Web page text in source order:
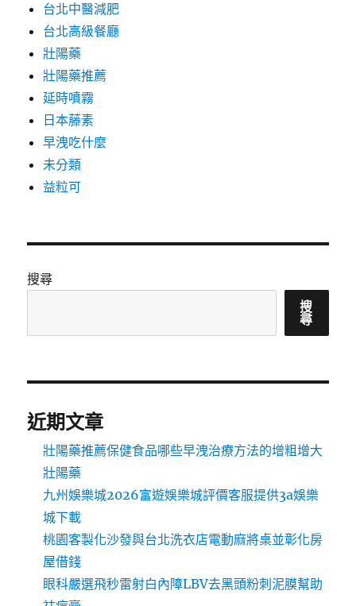
台北中醫減肥
台北高級餐廳
壯陽藥
壯陽藥推薦
延時噴霧
日本藤素
早洩吃什麼
未分類
益粒可
搜尋
搜
尋
近期文章
壯陽藥推薦保健食品哪些早洩治療方法的增粗增大
壯陽藥
九州娛樂城2026富遊娛樂城評價客服提供3a娛樂
城下載
桃園客製化沙發與台北洗衣店電動麻將桌並彰化房
屋借錢
眼科嚴選飛秒雷射白內障LBV去黑頭粉刺泥膜幫助